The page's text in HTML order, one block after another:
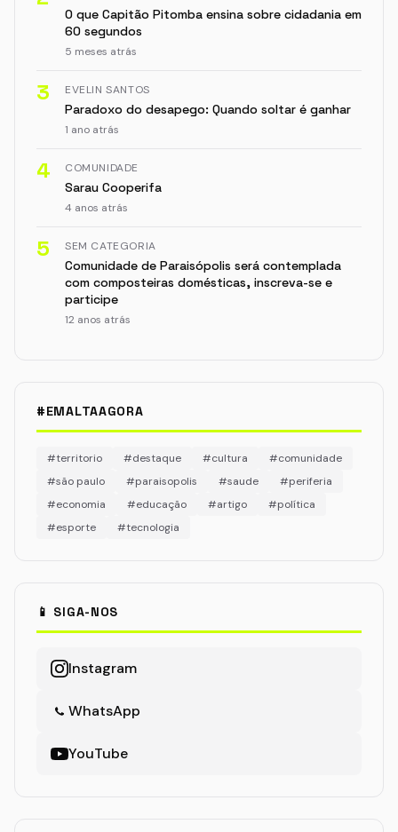
O que Capitão Pitomba ensina sobre cidadania em
60 segundos
5 meses atrás
3 EVELIN SANTOS
Paradoxo do desapego: Quando soltar é ganhar
1 ano atrás
4 COMUNIDADE
Sarau Cooperifa
4 anos atrás
5 SEM CATEGORIA
Comunidade de Paraisópolis será contemplada
com composteiras domésticas, inscreva-se e
participe
12 anos atrás
#EMALTAAGORA
#territorio #destaque #cultura
#comunidade
#são paulo
#paraisopolis #saude
#periferia
#economia
#educação #artigo
#política
#esporte
#tecnologia
📱 SIGA-NOS
Instagram
WhatsApp
YouTube